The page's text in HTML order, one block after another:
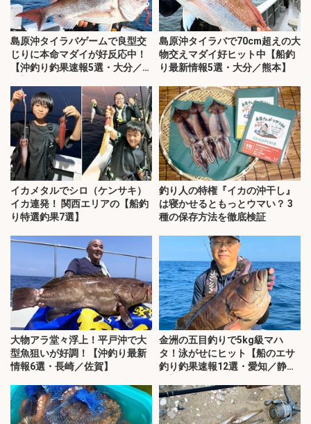
島原沖タイラバゲームで良型交
じりに本命マダイが好反応中！
【沖釣り釣果速報5選・大分／熊
島原沖タイラバで70cm超えの大
物交えマダイ好ヒット中【船釣
り最新情報5選・大分／熊本】
イカメタルでシロ（ケンサキ）
イカ連発！ 関西エリアの【船釣
り特選釣果7選】
釣り人の特権『イカの沖干し』
は寝かせるともっとウマい？ 3
種の保存方法を徹底検証
大物アラ堂々浮上！平戸沖で大
型魚狙いが好調！【沖釣り最新
情報6選・長崎／佐賀】
金洲の五目釣りで5kg級マハ
タ！泳がせにヒット【船のエサ
釣り釣果速報12選・愛知／静